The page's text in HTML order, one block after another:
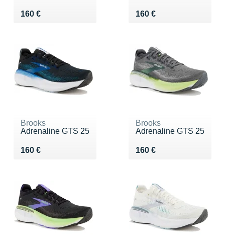
160 €
Vendu 160 € 160 €
Vendu 160 €
Brooks
Adrenaline GTS 25
160 €
Vendu 160 €
Brooks
Adrenaline GTS 25
160 €
Vendu 160 €